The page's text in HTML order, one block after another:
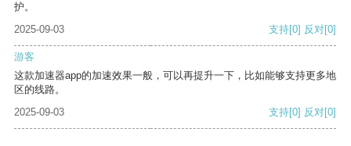
护。
2025-09-03
支持[0] 反对[0]
游客
这款加速器app的加速效果一般，可以再提升一下，比如能够支持更多地
区的线路。
2025-09-03
支持[0] 反对[0]